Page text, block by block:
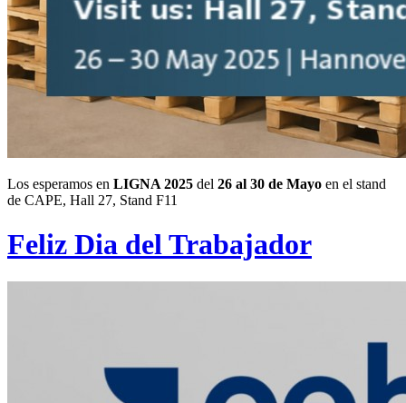
Los esperamos en LIGNA 2025 del 26 al 30 de Mayo en el stand
de CAPE, Hall 27, Stand F11
Feliz Dia del Trabajador